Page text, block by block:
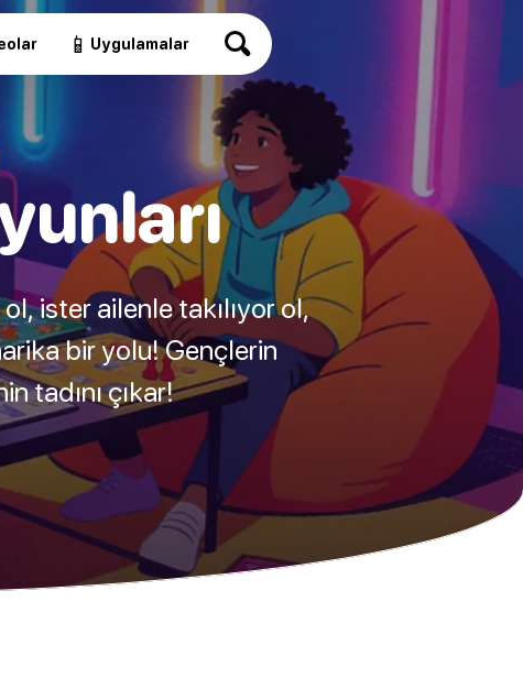
📱 Uygulamalar
ister ailenle takılıyor ol,
bir yolu! Gençlerin
tadını çıkar!